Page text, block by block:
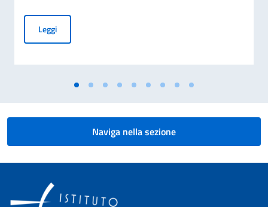
LeggiBorse di studio per il Corso di laurea in Lingua e cultura
Naviga nella sezione